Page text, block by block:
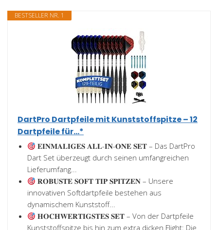
BESTSELLER NR. 1
DartPro Dartpfeile mit Kunststoffspitze – 12
Dartpfeile für...*
𝐄𝐈𝐍𝐌𝐀𝐋𝐈𝐆𝐄𝐒 𝐀𝐋𝐋-𝐈𝐍-𝐎𝐍𝐄 𝐒𝐄𝐓 – Das DartPro
Dart Set überzeugt durch seinen umfangreichen
Lieferumfang...
𝐑𝐎𝐁𝐔𝐒𝐓𝐄 𝐒𝐎𝐅𝐓 𝐓𝐈𝐏 𝐒𝐏𝐈𝐓𝐙𝐄𝐍 – Unsere
innovativen Softdartpfeile bestehen aus
dynamischem Kunststoff...
𝐇𝐎𝐂𝐇𝐖𝐄𝐑𝐓𝐈𝐆𝐒𝐓𝐄𝐒 𝐒𝐄𝐓 – Von der Dartpfeile
Kunststoffspitze bis hin zum extra dicken Flight: Die